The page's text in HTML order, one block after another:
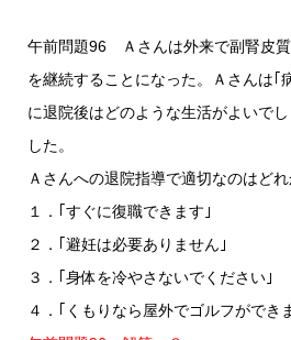
午前問題96 Ａさんは外来で副腎皮
を継続することになった。Ａさんは｢
に退院後はどのような生活がよいで
した。
Ａさんへの退院指導で適切なのはどれ
１．｢すぐに復職できます｣
２．｢避妊は必要ありません｣
３．｢身体を冷やさないでください｣
４．｢くもりなら屋外でゴルフができ